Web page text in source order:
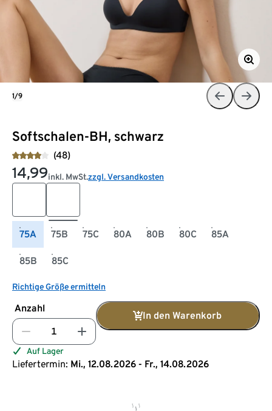
Softschalen-BH, schwarz
(48)
14,99inkl. MwSt.zzgl. Versandkosten
75A 75B 75C 80A 80B 80C 85A
85B 85C
Richtige Größe ermitteln
Anzahl
In den Warenkorb
Auf Lager
Liefertermin: Mi., 12.08.2026 - Fr., 14.08.2026
1/9